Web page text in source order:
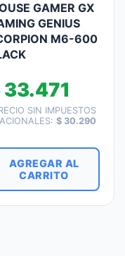
GAMER GX
GENIUS
M6-600
33.471
SIN IMPUESTOS
$30.290
AGREGAR AL
CARRITO